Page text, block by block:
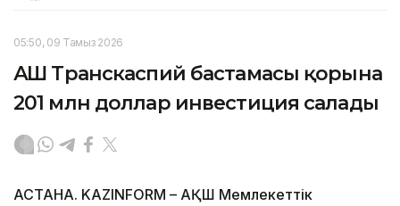
05:50, 09 Тамыз 2026
АҚШ Транскаспий бастамасы қорына
201 млн доллар инвестиция салады
АСТАНА. KAZINFORM – АҚШ Мемлекеттік